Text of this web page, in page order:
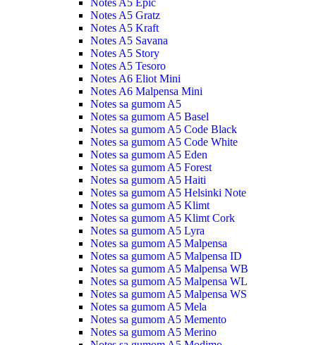
Notes A5 Epic
Notes A5 Gratz
Notes A5 Kraft
Notes A5 Savana
Notes A5 Story
Notes A5 Tesoro
Notes A6 Eliot Mini
Notes A6 Malpensa Mini
Notes sa gumom A5
Notes sa gumom A5 Basel
Notes sa gumom A5 Code Black
Notes sa gumom A5 Code White
Notes sa gumom A5 Eden
Notes sa gumom A5 Forest
Notes sa gumom A5 Haiti
Notes sa gumom A5 Helsinki Note
Notes sa gumom A5 Klimt
Notes sa gumom A5 Klimt Cork
Notes sa gumom A5 Lyra
Notes sa gumom A5 Malpensa
Notes sa gumom A5 Malpensa ID
Notes sa gumom A5 Malpensa WB
Notes sa gumom A5 Malpensa WL
Notes sa gumom A5 Malpensa WS
Notes sa gumom A5 Mela
Notes sa gumom A5 Memento
Notes sa gumom A5 Merino